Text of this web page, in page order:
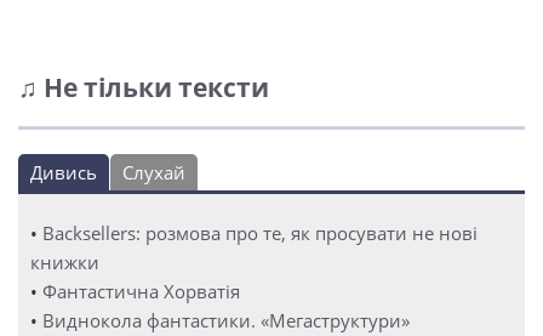
♫ Не тільки тексти
Дивись Слухай
• Backsellers: розмова про те, як просувати не нові
книжки
• Фантастична Хорватія
• Виднокола фантастики. «Мегаструктури»